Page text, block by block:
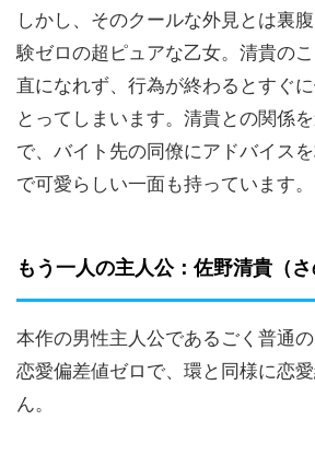
しかし、そのクールな外見とは裏
験ゼロの超ピュアな乙女。清貴の
直になれず、行為が終わるとすぐ
とってしまいます。清貴との関係
で、バイト先の同僚にアドバイス
で可愛らしい一面も持っています。
もう一人の主人公：佐野清貴（さ
本作の男性主人公であるごく普通
恋愛偏差値ゼロで、環と同様に恋
ん。